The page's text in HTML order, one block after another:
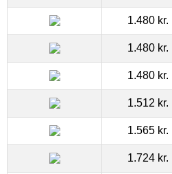
1.480 kr.
1.480 kr.
1.480 kr.
1.512 kr.
1.565 kr.
1.724 kr.